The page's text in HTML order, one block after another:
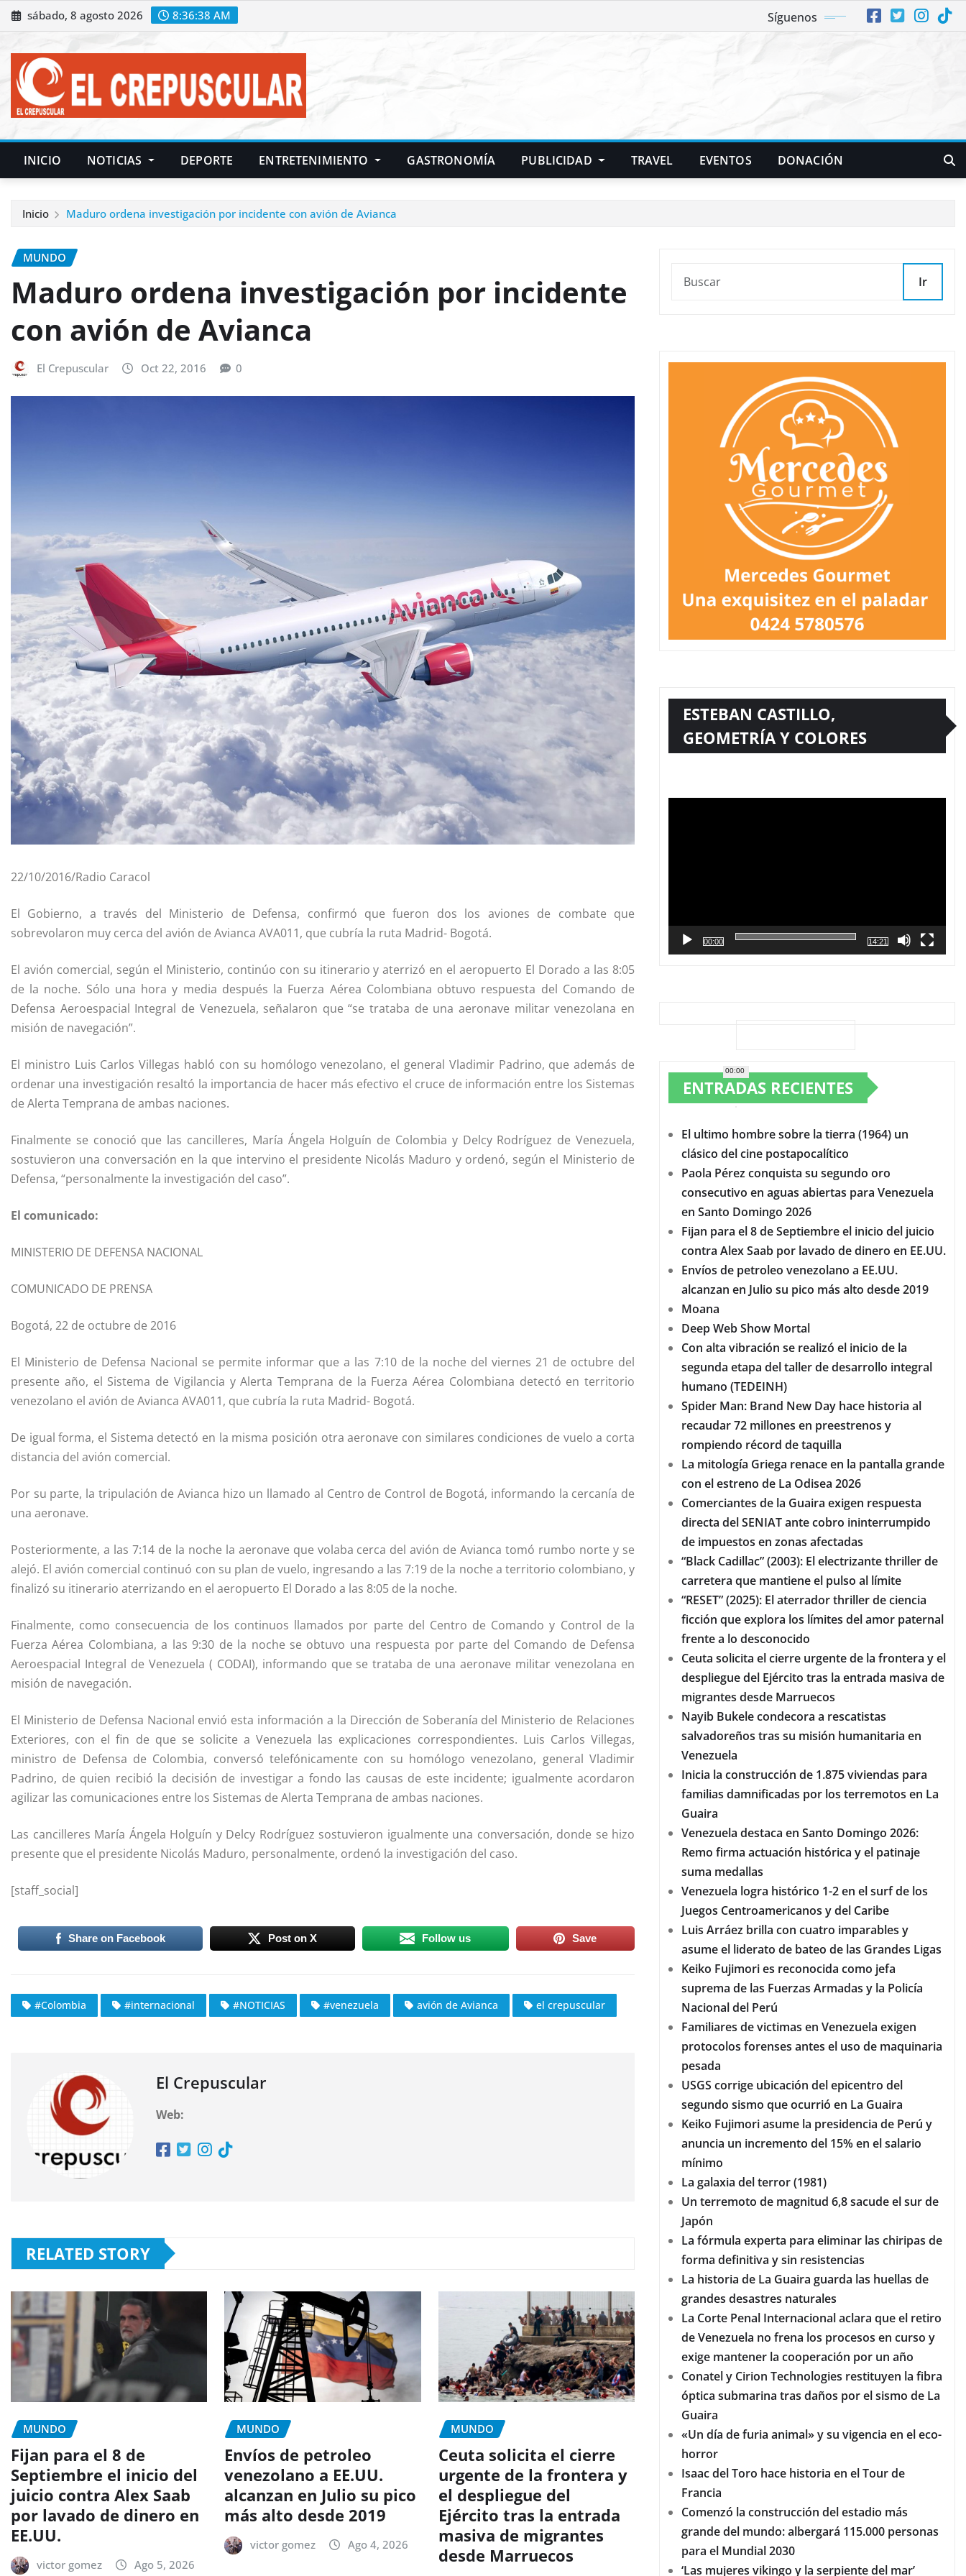
Saltar
al
sábado, 8 agosto 2026 8:36:39 AM Síguenos
INICIO NOTICIAS DEPORTE ENTRETENIMIENTO GASTRONOMÍA PUBLICIDAD TRAVEL EVENTOS DONACIÓN
Inicio Maduro ordena investigación por incidente con avión de Avianca
MUNDO
Maduro ordena investigación por incidente
con avión de Avianca
El Crepuscular Oct 22, 2016 0
22/10/2016/Radio Caracol
El Gobierno, a través del Ministerio de Defensa, confirmó que fueron dos los aviones de combate que
sobrevolaron muy cerca del avión de Avianca AVA011, que cubría la ruta Madrid- Bogotá.
El avión comercial, según el Ministerio, continúo con su itinerario y aterrizó en el aeropuerto El Dorado a las 8:05
de la noche. Sólo una hora y media después la Fuerza Aérea Colombiana obtuvo respuesta del Comando de
Defensa Aeroespacial Integral de Venezuela, señalaron que “se trataba de una aeronave militar venezolana en
misión de navegación”.
El ministro Luis Carlos Villegas habló con su homólogo venezolano, el general Vladimir Padrino, que además de
ordenar una investigación resaltó la importancia de hacer más efectivo el cruce de información entre los Sistemas
de Alerta Temprana de ambas naciones.
Finalmente se conoció que las cancilleres, María Ángela Holguín de Colombia y Delcy Rodríguez de Venezuela,
sostuvieron una conversación en la que intervino el presidente Nicolás Maduro y ordenó, según el Ministerio de
Defensa, “personalmente la investigación del caso”.
El comunicado:
MINISTERIO DE DEFENSA NACIONAL
COMUNICADO DE PRENSA
Bogotá, 22 de octubre de 2016
El Ministerio de Defensa Nacional se permite informar que a las 7:10 de la noche del viernes 21 de octubre del
presente año, el Sistema de Vigilancia y Alerta Temprana de la Fuerza Aérea Colombiana detectó en territorio
venezolano el avión de Avianca AVA011, que cubría la ruta Madrid- Bogotá.
De igual forma, el Sistema detectó en la misma posición otra aeronave con similares condiciones de vuelo a corta
distancia del avión comercial.
Por su parte, la tripulación de Avianca hizo un llamado al Centro de Control de Bogotá, informando la cercanía de
una aeronave.
Posteriormente, a las 7:14 de la noche la aeronave que volaba cerca del avión de Avianca tomó rumbo norte y se
alejó. El avión comercial continuó con su plan de vuelo, ingresando a las 7:19 de la noche a territorio colombiano, y
finalizó su itinerario aterrizando en el aeropuerto El Dorado a las 8:05 de la noche.
Finalmente, como consecuencia de los continuos llamados por parte del Centro de Comando y Control de la
Fuerza Aérea Colombiana, a las 9:30 de la noche se obtuvo una respuesta por parte del Comando de Defensa
Aeroespacial Integral de Venezuela ( CODAI), informando que se trataba de una aeronave militar venezolana en
misión de navegación.
El Ministerio de Defensa Nacional envió esta información a la Dirección de Soberanía del Ministerio de Relaciones
Exteriores, con el fin de que se solicite a Venezuela las explicaciones correspondientes. Luis Carlos Villegas,
ministro de Defensa de Colombia, conversó telefónicamente con su homólogo venezolano, general Vladimir
Padrino, de quien recibió la decisión de investigar a fondo las causas de este incidente; igualmente acordaron
agilizar las comunicaciones entre los Sistemas de Alerta Temprana de ambas naciones.
Las cancilleres María Ángela Holguín y Delcy Rodríguez sostuvieron igualmente una conversación, donde se hizo
presente que el presidente Nicolás Maduro, personalmente, ordenó la investigación del caso.
[staff_social]
Share on Facebook Post on X Follow us Save
#Colombia #internacional #NOTICIAS #venezuela avión de Avianca el crepuscular
El Crepuscular
Web:
RELATED STORY
MUNDO
Fijan para el 8 de
Septiembre el inicio del
juicio contra Alex Saab
por lavado de dinero en
EE.UU.
victor gomez Ago 5, 2026
MUNDO
Envíos de petroleo
venezolano a EE.UU.
alcanzan en Julio su pico
más alto desde 2019
victor gomez Ago 4, 2026
MUNDO
Ceuta solicita el cierre
urgente de la frontera y
el despliegue del
Ejército tras la entrada
masiva de migrantes
desde Marruecos
Ir
ESTEBAN CASTILLO,
GEOMETRÍA Y COLORES
Reproductor
00:00
ENTRADAS RECIENTES
El ultimo hombre sobre la tierra (1964) un
clásico del cine postapocalítico
Paola Pérez conquista su segundo oro
consecutivo en aguas abiertas para Venezuela
en Santo Domingo 2026
Fijan para el 8 de Septiembre el inicio del juicio
contra Alex Saab por lavado de dinero en EE.UU.
Envíos de petroleo venezolano a EE.UU.
alcanzan en Julio su pico más alto desde 2019
Moana
Deep Web Show Mortal
Con alta vibración se realizó el inicio de la
segunda etapa del taller de desarrollo integral
humano (TEDEINH)
Spider Man: Brand New Day hace historia al
recaudar 72 millones en preestrenos y
rompiendo récord de taquilla
La mitología Griega renace en la pantalla grande
con el estreno de La Odisea 2026
Comerciantes de la Guaira exigen respuesta
directa del SENIAT ante cobro ininterrumpido
de impuestos en zonas afectadas
“Black Cadillac” (2003): El electrizante thriller de
carretera que mantiene el pulso al límite
“RESET” (2025): El aterrador thriller de ciencia
ficción que explora los límites del amor paternal
frente a lo desconocido
Ceuta solicita el cierre urgente de la frontera y el
despliegue del Ejército tras la entrada masiva de
migrantes desde Marruecos
Nayib Bukele condecora a rescatistas
salvadoreños tras su misión humanitaria en
Venezuela
Inicia la construcción de 1.875 viviendas para
familias damnificadas por los terremotos en La
Guaira
Venezuela destaca en Santo Domingo 2026:
Remo firma actuación histórica y el patinaje
suma medallas
Venezuela logra histórico 1-2 en el surf de los
Juegos Centroamericanos y del Caribe
Luis Arráez brilla con cuatro imparables y
asume el liderato de bateo de las Grandes Ligas
Keiko Fujimori es reconocida como jefa
suprema de las Fuerzas Armadas y la Policía
Nacional del Perú
Familiares de victimas en Venezuela exigen
protocolos forenses antes el uso de maquinaria
pesada
USGS corrige ubicación del epicentro del
segundo sismo que ocurrió en La Guaira
Keiko Fujimori asume la presidencia de Perú y
anuncia un incremento del 15% en el salario
mínimo
La galaxia del terror (1981)
Un terremoto de magnitud 6,8 sacude el sur de
Japón
La fórmula experta para eliminar las chiripas de
forma definitiva y sin resistencias
La historia de La Guaira guarda las huellas de
grandes desastres naturales
La Corte Penal Internacional aclara que el retiro
de Venezuela no frena los procesos en curso y
exige mantener la cooperación por un año
Conatel y Cirion Technologies restituyen la fibra
óptica submarina tras daños por el sismo de La
Guaira
«Un día de furia animal» y su vigencia en el eco-
horror
Isaac del Toro hace historia en el Tour de
Francia
Comenzó la construcción del estadio más
grande del mundo: albergará 115.000 personas
para el Mundial 2030